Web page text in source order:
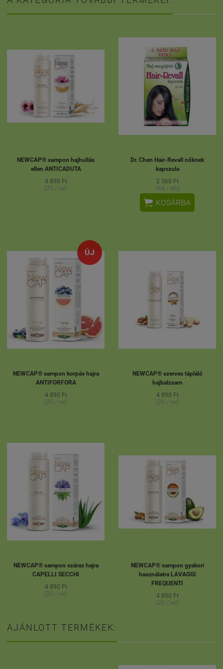
NEWCAP® sampon hajhullás
ellen ANTICADUTA
4 890 Ft
(20 / ml)
Dr. Chen Hair-Revall nőknek
kapszula
2 560 Ft
(64 / db)
 KOSÁRBA
ÚJ
NEWCAP® sampon korpás hajra
ANTIFORFORA
4 890 Ft
(20 / ml)
NEWCAP® szerves tápláló
hajbalzsam
4 890 Ft
(20 / ml)
NEWCAP® sampon száraz hajra
CAPELLI SECCHI
4 890 Ft
(20 / ml)
NEWCAP® sampon gyakori
használatra LAVAGGI
FREQUENTI
4 890 Ft
(20 / ml)
AJÁNLOTT TERMÉKEK: